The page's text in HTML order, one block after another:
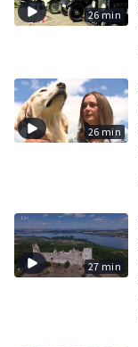
26 min
26 min
27 min